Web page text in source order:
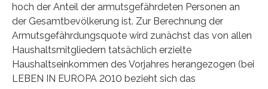
hoch der Anteil der armutsgefährdeten Personen an
der Gesamtbevölkerung ist. Zur Berechnung der
Armutsgefährdungsquote wird zunächst das von allen
Haushaltsmitgliedern tatsächlich erzielte
Haushaltseinkommen des Vorjahres herangezogen (bei
LEBEN IN EUROPA 2010 bezieht sich das